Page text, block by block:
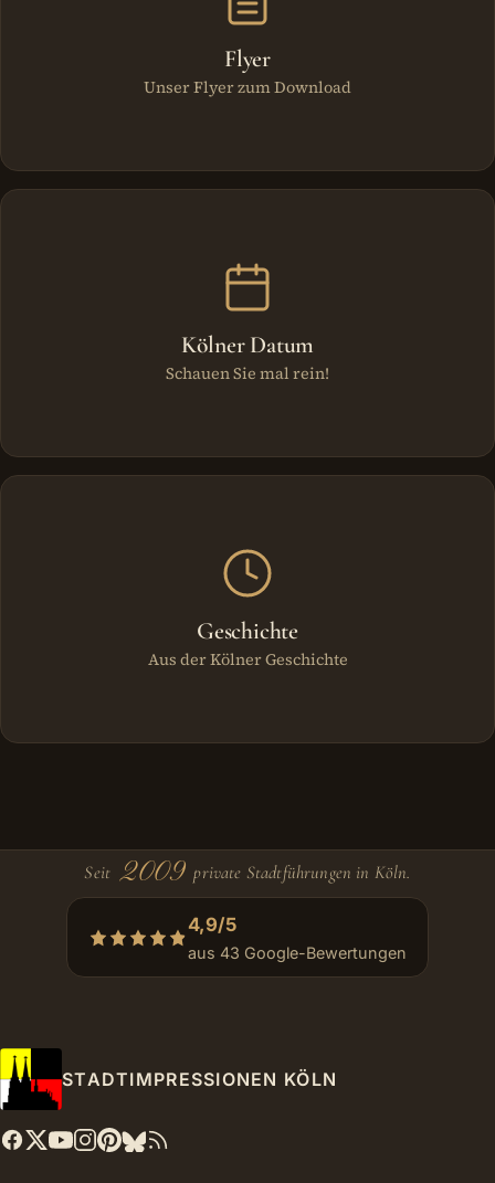
Flyer
Unser Flyer zum Download
Kölner Datum
Schauen Sie mal rein!
Geschichte
Aus der Kölner Geschichte
Seit 2009 private Stadtführungen in Köln.
4,9/5
aus 43 Google-Bewertungen
STADTIMPRESSIONEN KÖLN